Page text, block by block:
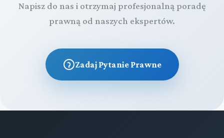
Napisz do nas i otrzymaj profesjonalną poradę
prawną od naszych ekspertów.
Zadaj Pytanie Prawne